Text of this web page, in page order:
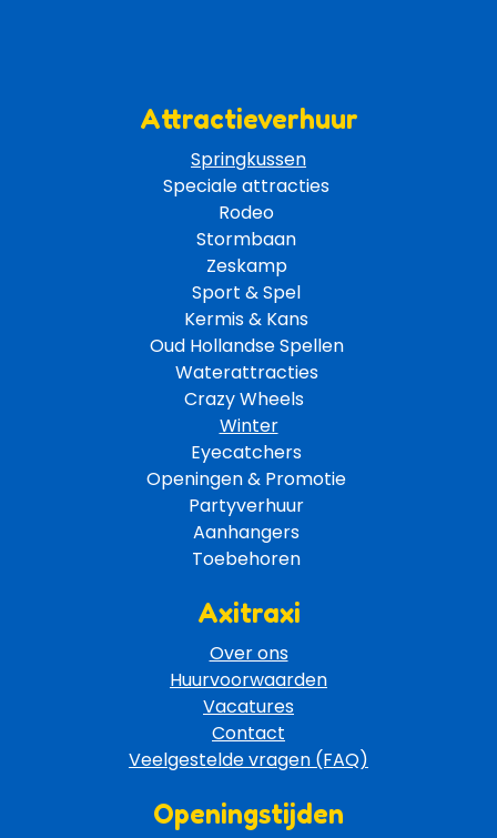
Attractieverhuur
Springkussen
Speciale attracties
Rodeo
Stormbaan
Zeskamp
Sport & Spel
Kermis & Kans
Oud Hollandse Spellen
Waterattracties
Crazy Wheels
Winter
Eyecatchers
Openingen & Promotie
Partyverhuur
Aanhangers
Toebehoren
Axitraxi
Over ons
Huurvoorwaarden
Vacatures
Contact
Veelgestelde vragen (FAQ)
Openingstijden